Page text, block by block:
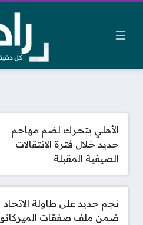
الأهلي يتحرك لضم مهاجم
جديد خلال فترة الانتقالات
الصيفية المقبلة
نجم جديد على طاولة الاتحاد
ضمن ملف صفقات الميركاتو